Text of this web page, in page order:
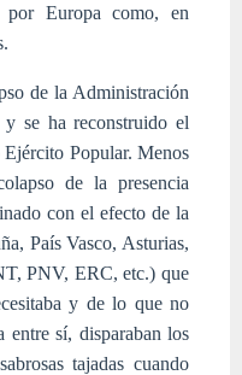
Europa como, en
de la Administración
se ha reconstruido el
Popular. Menos
de la presencia
con el efecto de la
País Vasco, Asturias,
PNV, ERC, etc.) que
y de lo que no
entre sí, disparaban los
tajadas cuando